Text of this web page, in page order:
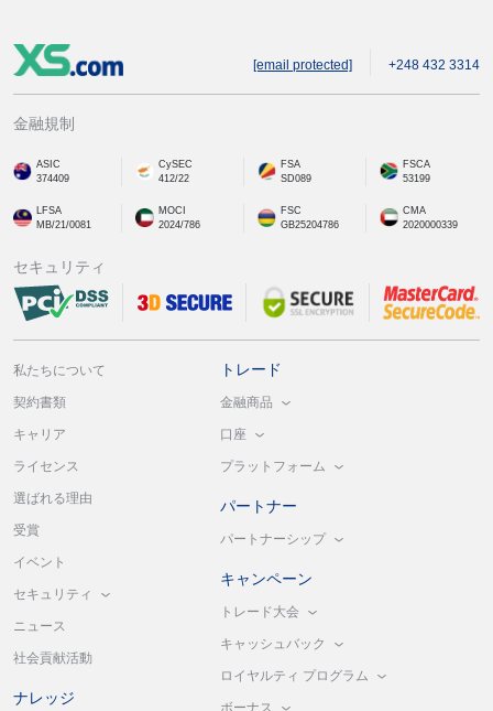
[email protected] +248 432 3314
金融規制
ASIC
374409
CySEC
412/22
FSA
SD089
FSCA
53199
LFSA
MB/21/0081
MOCI
2024/786
FSC
GB25204786
CMA
2020000339
セキュリティ
私たちについて
契約書類
キャリア
ライセンス
選ばれる理由
受賞
イベント
セキュリティ
ニュース
社会貢献活動
ナレッジ
トレード
金融商品
口座
プラットフォーム
パートナー
パートナーシップ
キャンペーン
トレード大会
キャッシュバック
ロイヤルティ プログラム
ボーナス